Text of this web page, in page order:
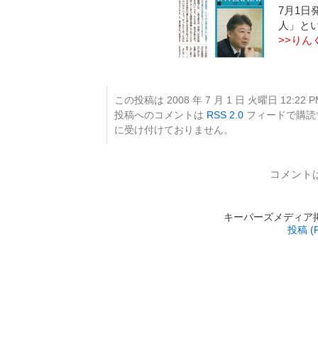
7月1日
人」と
>>りん
この投稿は 2008 年 7 月 1 日 火曜日 12:22
投稿へのコメントは RSS 2.0 フィードで購
に受け付けておりません。
コメント
キーパーズメディ
投稿